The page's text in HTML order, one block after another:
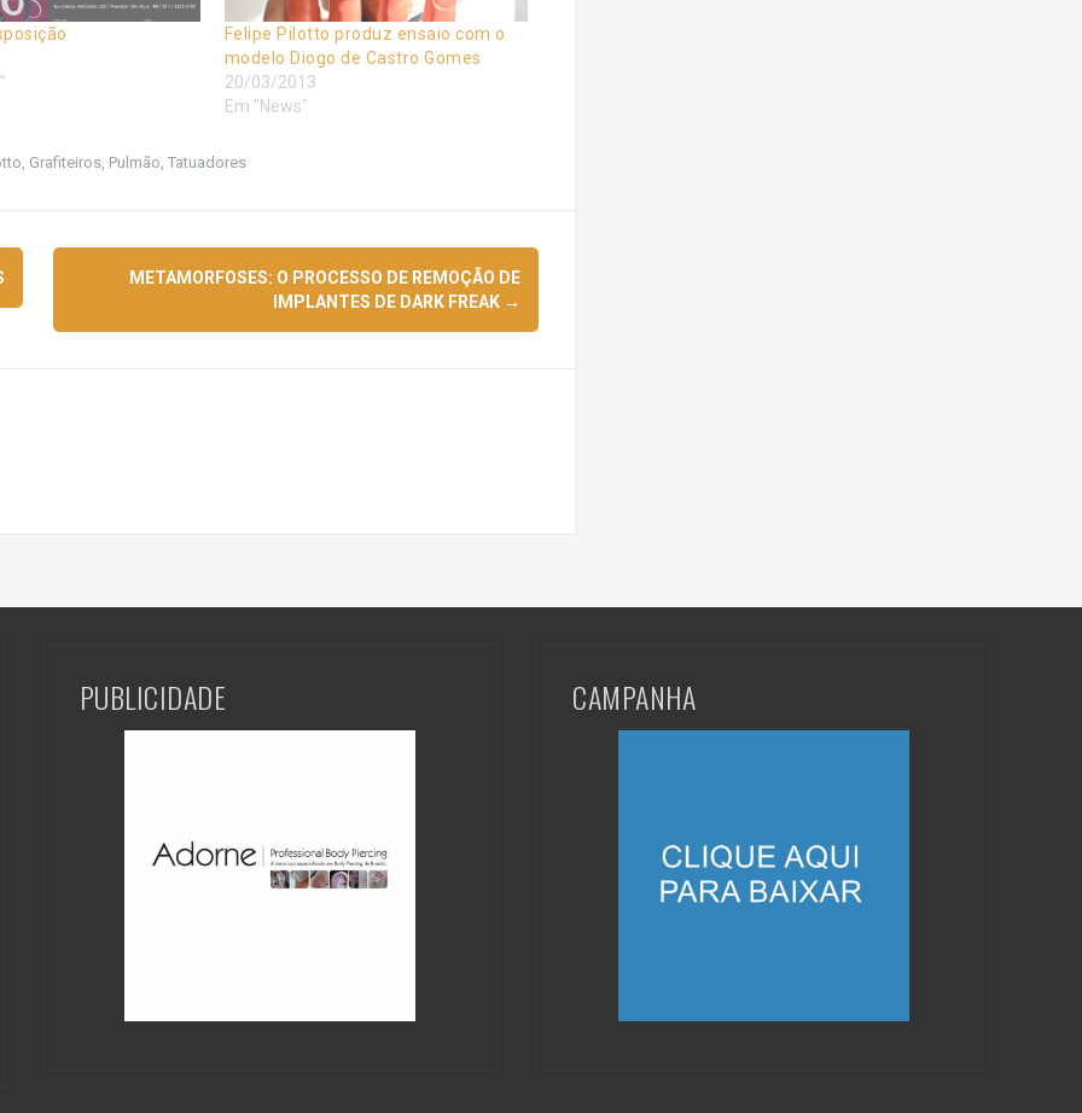
Felipe Pilotto produz ensaio com o
modelo Diogo de Castro Gomes
20/03/2013
Em "News"
, Grafiteiros, Pulmão, Tatuadores
METAMORFOSES: O PROCESSO DE REMOÇÃO DE
IMPLANTES DE DARK FREAK →
PUBLICIDADE CAMPANHA